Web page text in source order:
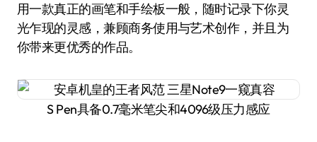
用一款真正的画笔和手绘板一般，随时记录下你灵
光乍现的灵感，兼顾商务使用与艺术创作，并且为
你带来更优秀的作品。
S Pen具备0.7毫米笔尖和4096级压力感应